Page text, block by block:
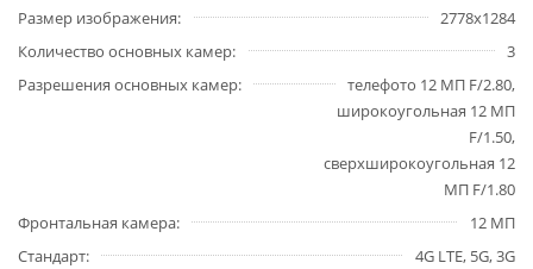
Размер изображения
2778x1284
Количество основных камер
3
Разрешения основных камер
телефото 12 МП F/2.80,
широкоугольная 12 МП
F/1.50,
сверхширокоугольная 12
МП F/1.80
Фронтальная камера
12 МП
Стандарт
4G LTE, 5G, 3G